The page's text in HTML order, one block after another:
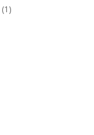
(1)